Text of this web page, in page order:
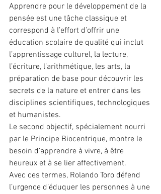
Apprendre pour le développement de la
pensée est une tâche classique et
correspond à l’effort d’offrir une
éducation scolaire de qualité qui inclut
l’apprentissage culturel, la lecture,
l’écriture, l’arithmétique, les arts, la
préparation de base pour découvrir les
secrets de la nature et entrer dans les
disciplines scientifiques, technologiques
et humanistes.
Le second objectif, spécialement nourri
par le Principe Biocentrique, montre le
besoin d’apprendre à vivre, à être
heureux et à se lier affectivement.
Avec ces termes, Rolando Toro défend
l’urgence d’éduquer les personnes à une